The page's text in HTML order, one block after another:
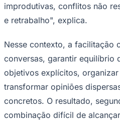
improdutivas, conflitos não
e retrabalho", explica.
Nesse contexto, a facilitação
conversas, garantir equilíbrio
objetivos explícitos,
transformar opiniões
concretos. O resultado,
combinação difícil de